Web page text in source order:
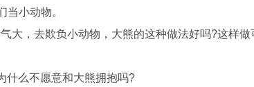
小动物。
，去欺负小动物，大熊的这种做法好吗?这样做
么不愿意和大熊拥抱吗?